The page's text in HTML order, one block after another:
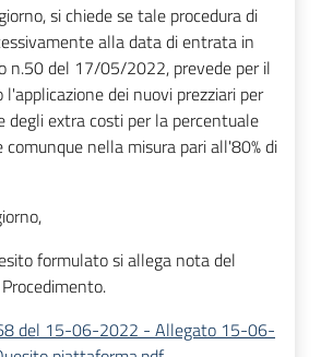
si chiede se tale procedura di
alla data di entrata in
n.50 del 17/05/2022, prevede per il
dei nuovi prezziari per
degli extra costi per la percentuale
comunque nella misura pari all'80% di
formulato si allega nota del
del 15-06-2022 - Allegato 15-06-